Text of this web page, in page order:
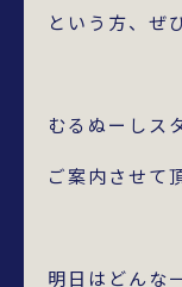
という方、ぜ
むるぬーしス
ご案内させて
明日はどんな